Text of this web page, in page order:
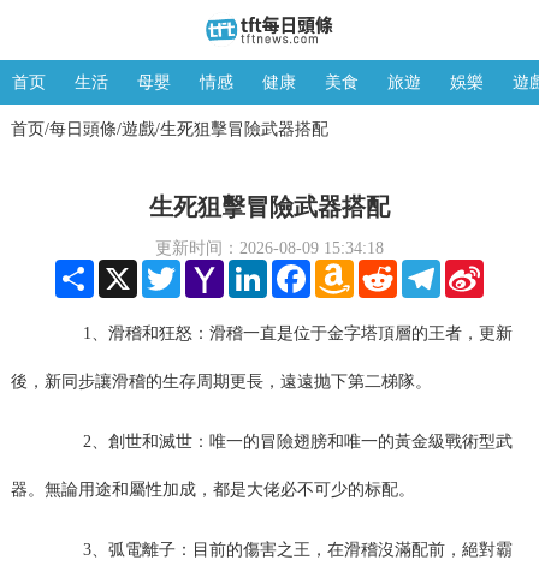
首页 生活 母嬰 情感 健康 美食 旅遊 娛樂 遊
首页/每日頭條/遊戲/生死狙擊冒險武器搭配
生死狙擊冒險武器搭配
更新时间：2026-08-09 15:34:18
Share X TwitterYahoo
Mail
LinkedInFacebookAmazon
Wish
RedditTelegramSina
1、滑稽和狂怒：滑稽一直是位于金字塔頂層的王者，更新
後，新同步讓滑稽的生存周期更長，遠遠抛下第二梯隊。
2、創世和滅世：唯一的冒險翅膀和唯一的黃金級戰術型武
器。無論用途和屬性加成，都是大佬必不可少的标配。
3、弧電離子：目前的傷害之王，在滑稽沒滿配前，絕對霸